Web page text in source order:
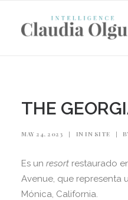
THE
MAY 24, 2023 | IN IN SITE |
Es un resort restaurado
Avenue, que representa
Mónica, California.